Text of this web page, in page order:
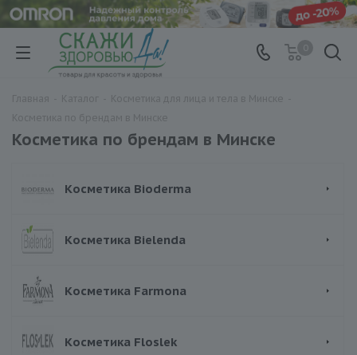
Косметика по брендам в Минске
Косметика Bioderma
Косметика Bielenda
Косметика Farmona
Косметика Floslek